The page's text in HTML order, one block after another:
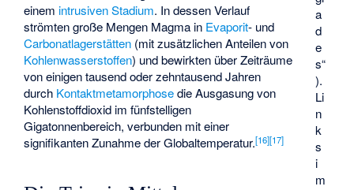
a
d
e
s“
).
Li
n
k
s
i
m
einem intrusiven Stadium. In dessen Verlauf
strömten große Mengen Magma in Evaporit- und
Carbonatlagerstätten (mit zusätzlichen Anteilen von
Kohlenwasserstoffen) und bewirkten über Zeiträume
von einigen tausend oder zehntausend Jahren
durch Kontaktmetamorphosedie Ausgasung von
Kohlenstoffdioxid im fünfstelligen
Gigatonnenbereich, verbunden mit einer
signifikanten Zunahme der Globaltemperatur.[16][17]